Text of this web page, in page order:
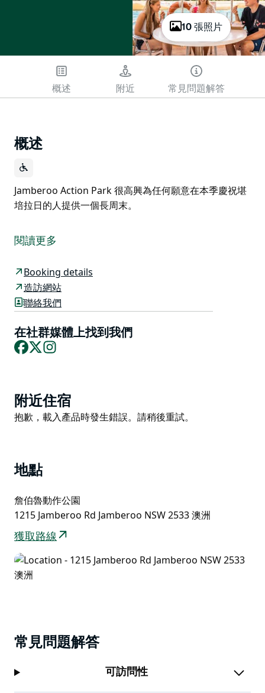
10 張照片
概述 附近 常見問題解答
概述
Jamberoo Action Park 很高興為任何願意在本季慶祝堪
培拉日的人提供一個長周末。
培拉日的人提供一個長周末。
閱讀更多
Booking details
造訪網站
聯絡我們
在社群媒體上找到我們
Facebook
X
Product
List
附近住宿
Product
抱歉，載入產品時發生錯誤。請稍後重試。
地點
詹伯魯動作公園
1215 Jamberoo Rd Jamberoo NSW 2533 澳洲
獲取路線
常見問題解答
可訪問性